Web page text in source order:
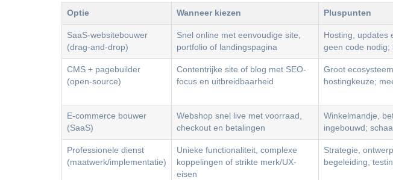
Optie Wanneer kiezen Pluspunten
SaaS-websitebouwer
(drag-and-drop)
Snel online met eenvoudige site,
portfolio of landingspagina
Hosting, updates
geen code nodig;
CMS + pagebuilder
(open-source)
Contentrijke site of blog met SEO-
focus en uitbreidbaarheid
Groot
hostingkeuze;
E-commerce bouwer
(SaaS)
Webshop snel live met voorraad,
checkout en betalingen
Winkelmandje,
ingebouwd;
Professionele dienst
(maatwerk/implementatie)
Unieke functionaliteit, complexe
koppelingen of strikte merk/UX-
eisen
Strategie,
begeleiding,